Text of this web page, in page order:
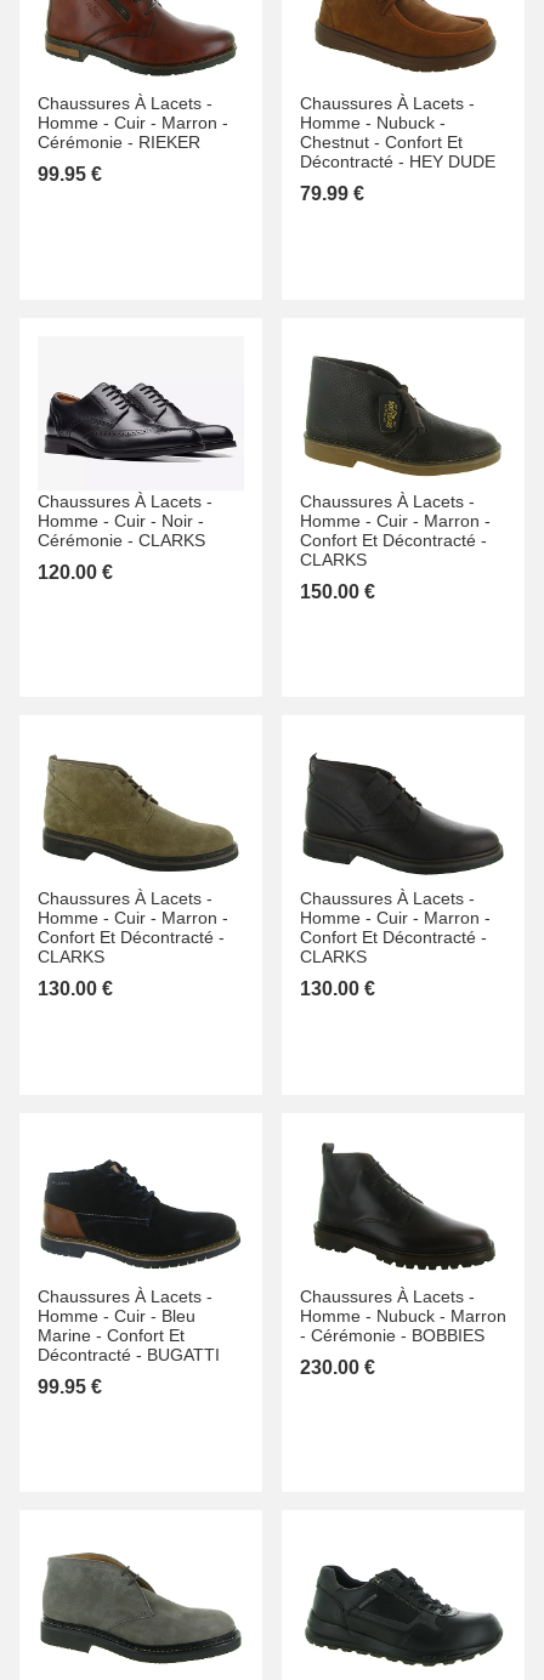
Chaussures À Lacets -
Homme - Cuir - Marron -
Cérémonie - RIEKER
99.95 €
Chaussures À Lacets -
Homme - Nubuck -
Chestnut - Confort Et
Décontracté - HEY DUDE
79.99 €
Chaussures À Lacets -
Homme - Cuir - Noir -
Cérémonie - CLARKS
120.00 €
Chaussures À Lacets -
Homme - Cuir - Marron -
Confort Et Décontracté -
CLARKS
150.00 €
Chaussures À Lacets -
Homme - Cuir - Marron -
Confort Et Décontracté -
CLARKS
130.00 €
Chaussures À Lacets -
Homme - Cuir - Marron -
Confort Et Décontracté -
CLARKS
130.00 €
Chaussures À Lacets -
Homme - Cuir - Bleu
Marine - Confort Et
Décontracté - BUGATTI
99.95 €
Chaussures À Lacets -
Homme - Nubuck - Marron
- Cérémonie - BOBBIES
230.00 €